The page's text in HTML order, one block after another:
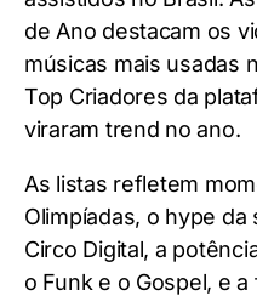
de Ano destacam os
músicas mais usadas
Top Criadores da
viraram trend no ano.
As listas refletem
Olimpíadas, o hype da
Circo Digital, a
o Funk e o Gospel, e